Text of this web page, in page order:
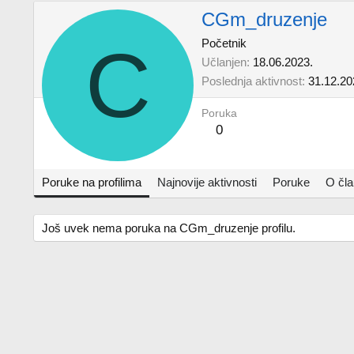
C
CGm_druzenje
Početnik
Učlanjen 18.06.2023.
Poslednja aktivnost
Poruka
0
Poruke na profilima Najnovije aktivnosti Poruke O
Još uvek nema poruka na CGm_druzenje profilu.